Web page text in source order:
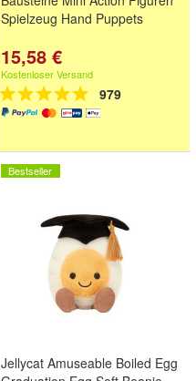
Spielzeug Hand Puppets
15,58 €
Kostenloser Versand
979
Bestseller
Jellycat Amuseable Boiled Egg